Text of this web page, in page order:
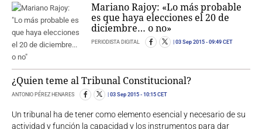
Mariano Rajoy: «Lo más probable
es que haya elecciones el 20 de
diciembre… o no»
PERIODISTA DIGITAL 03 Sep 2015 - 09:49 CET
¿Quien teme al Tribunal Constitucional?
ANTONIO PÉREZ HENARES 03 Sep 2015 - 10:15 CET
Un tribunal ha de tener como elemento esencial y necesario de su
actividad y función la capacidad y los instrumentos para dar